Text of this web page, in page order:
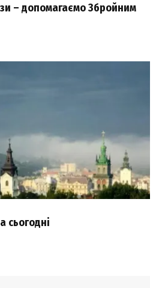
– допомагаємо Збройним
сьогодні